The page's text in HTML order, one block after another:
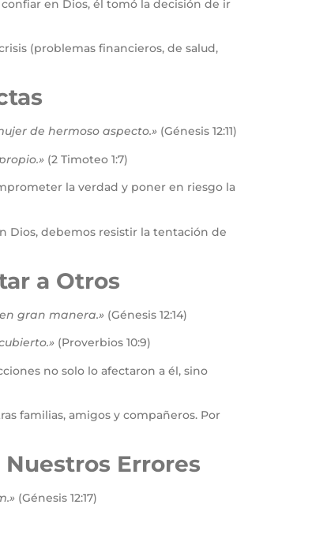
en Dios, él tomó la decisión de ir
(problemas financieros, de salud,
de hermoso aspecto.» (Génesis 12:11)
(2 Timoteo 1:7)
la verdad y poner en riesgo la
Dios, debemos resistir la tentación de
a Otros
gran manera.» (Génesis 12:14)
(Proverbios 10:9)
no solo lo afectaron a él, sino
familias, amigos y compañeros. Por
Errores
(Génesis 12:17)